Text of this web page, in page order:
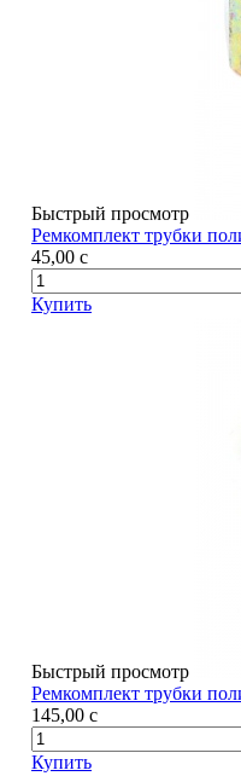
Быстрый просмотр
Ремкомплект трубки
45,00 c
Купить
Быстрый просмотр
Ремкомплект трубки
145,00 c
Купить